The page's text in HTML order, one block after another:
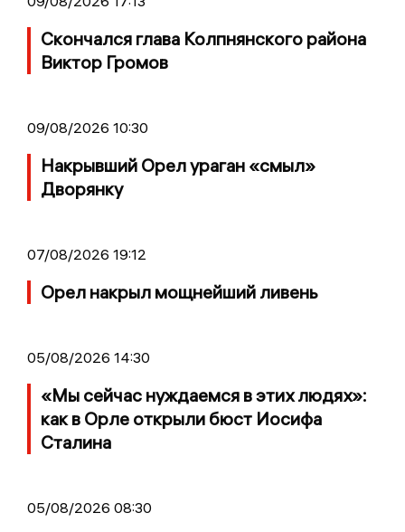
Скончался глава Колпнянского района
Виктор Громов
09/08/2026 10:30
Накрывший Орел ураган «смыл»
Дворянку
07/08/2026 19:12
Орел накрыл мощнейший ливень
05/08/2026 14:30
«Мы сейчас нуждаемся в этих людях»:
как в Орле открыли бюст Иосифа
Сталина
05/08/2026 08:30